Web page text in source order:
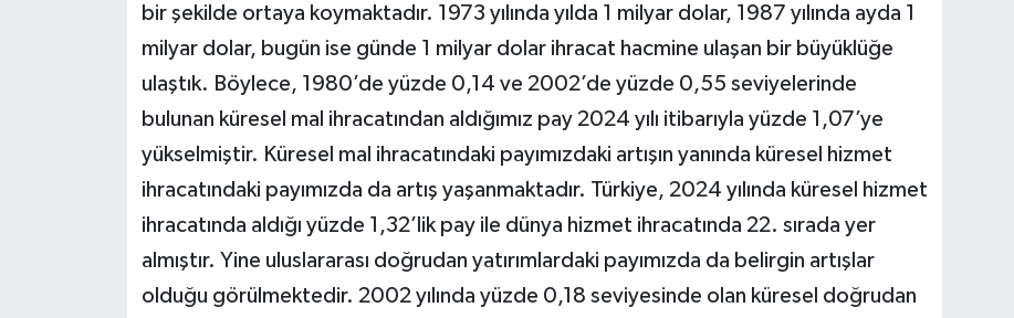
bir şekilde ortaya koymaktadır. 1973 yılında yılda 1 milyar dolar, 1987 yılında ayda 1
milyar dolar, bugün ise günde 1 milyar dolar ihracat hacmine ulaşan bir büyüklüğe
ulaştık. Böylece, 1980’de yüzde 0,14 ve 2002’de yüzde 0,55 seviyelerinde
bulunan küresel mal ihracatından aldığımız pay 2024 yılı itibarıyla yüzde 1,07’ye
yükselmiştir. Küresel mal ihracatındaki payımızdaki artışın yanında küresel hizmet
ihracatındaki payımızda da artış yaşanmaktadır. Türkiye, 2024 yılında küresel hizmet
ihracatında aldığı yüzde 1,32’lik pay ile dünya hizmet ihracatında 22. sırada yer
almıştır. Yine uluslararası doğrudan yatırımlardaki payımızda da belirgin artışlar
olduğu görülmektedir. 2002 yılında yüzde 0,18 seviyesinde olan küresel doğrudan